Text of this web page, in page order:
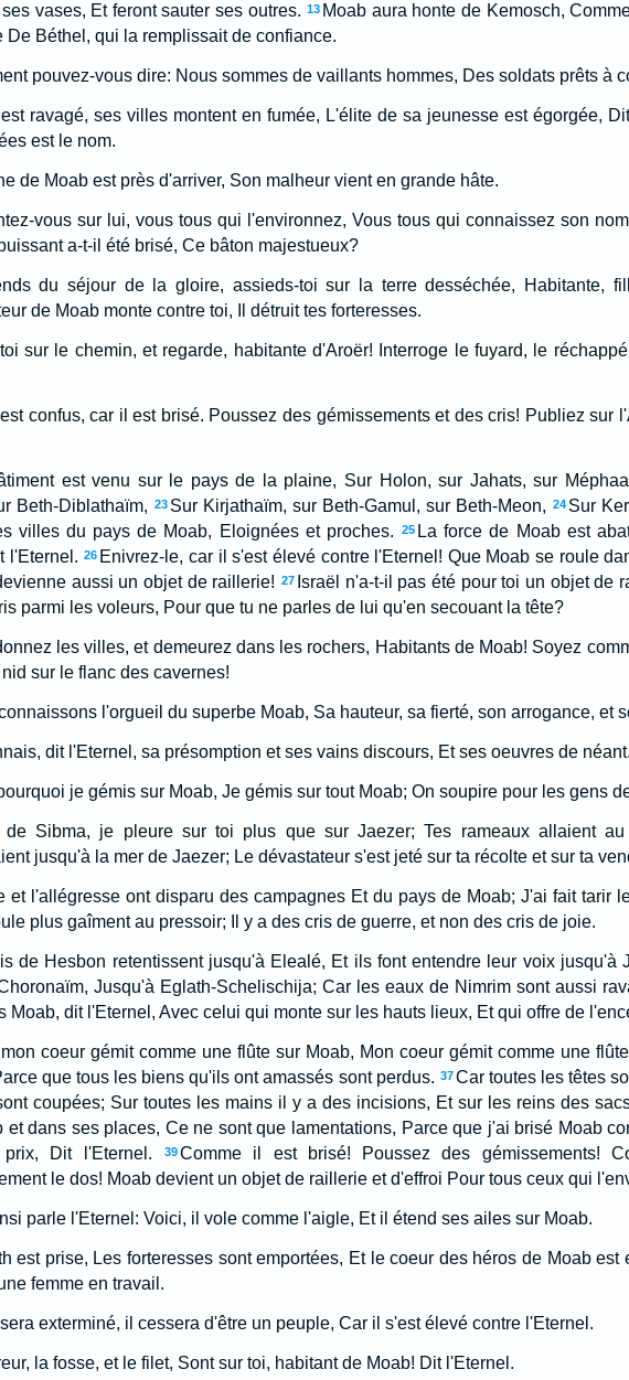
vases, Et feront sauter ses outres. 13 Moab aura honte de Kemosch,
De Béthel, qui la remplissait de confiance.
pouvez-vous dire: Nous sommes de vaillants hommes, Des soldats prêts à
ravagé, ses villes montent en fumée, L'élite de sa jeunesse est égorgée,
est le nom.
de Moab est près d'arriver, Son malheur vient en grande hâte.
vous sur lui, vous tous qui l'environnez, Vous tous qui connaissez son
a-t-il été brisé, Ce bâton majestueux?
du séjour de la gloire, assieds-toi sur la terre desséchée, Habitante,
de Moab monte contre toi, Il détruit tes forteresses.
sur le chemin, et regarde, habitante d'Aroër! Interroge le fuyard, le
confus, car il est brisé. Poussez des gémissements et des cris! Publiez sur
est venu sur le pays de la plaine, Sur Holon, sur Jahats, sur
Beth-Diblathaïm,
23 Sur Kirjathaïm, sur Beth-Gamul, sur Beth-Meon, 24 Sur
villes du pays de Moab, Eloignées et proches.
25 La force de Moab est
l'Eternel. 26 Enivrez-le, car il s'est élevé contre l'Eternel! Que Moab se roule
aussi un objet de raillerie! 27 Israël n'a-t-il pas été pour toi un objet de
parmi les voleurs, Pour que tu ne parles de lui qu'en secouant la tête?
les villes, et demeurez dans les rochers, Habitants de Moab! Soyez
sur le flanc des cavernes!
l'orgueil du superbe Moab, Sa hauteur, sa fierté, son arrogance, et
dit l'Eternel, sa présomption et ses vains discours, Et ses oeuvres de néant.
je gémis sur Moab, Je gémis sur tout Moab; On soupire pour les gens
de Sibma, je pleure sur toi plus que sur Jaezer; Tes rameaux allaient
jusqu'à la mer de Jaezer; Le dévastateur s'est jeté sur ta récolte et sur ta
et l'allégresse ont disparu des campagnes Et du pays de Moab; J'ai fait tarir
plus gaîment au pressoir; Il y a des cris de guerre, et non des cris de joie.
de Hesbon retentissent jusqu'à Elealé, Et ils font entendre leur voix jusqu'à
Jusqu'à Eglath-Schelischija; Car les eaux de Nimrim sont aussi
Moab, dit l'Eternel, Avec celui qui monte sur les hauts lieux, Et qui offre de
coeur gémit comme une flûte sur Moab, Mon coeur gémit comme une
que tous les biens qu'ils ont amassés sont perdus. 37Car toutes les têtes
coupées; Sur toutes les mains il y a des incisions, Et sur les reins des
et dans ses places, Ce ne sont que lamentations, Parce que j'ai brisé Moab
Dit l'Eternel.
39Comme il est brisé! Poussez des gémissements!
le dos! Moab devient un objet de raillerie et d'effroi Pour tous ceux qui
parle l'Eternel: Voici, il vole comme l'aigle, Et il étend ses ailes sur Moab.
est prise, Les forteresses sont emportées, Et le coeur des héros de Moab est
femme en travail.
exterminé, il cessera d'être un peuple, Car il s'est élevé contre l'Eternel.
la fosse, et le filet, Sont sur toi, habitant de Moab! Dit l'Eternel.